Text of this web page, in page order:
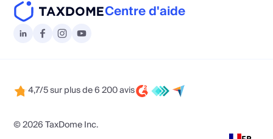
Centre d'aide
4,7/5 sur plus de 6 200 avis
© 2026 TaxDome Inc.